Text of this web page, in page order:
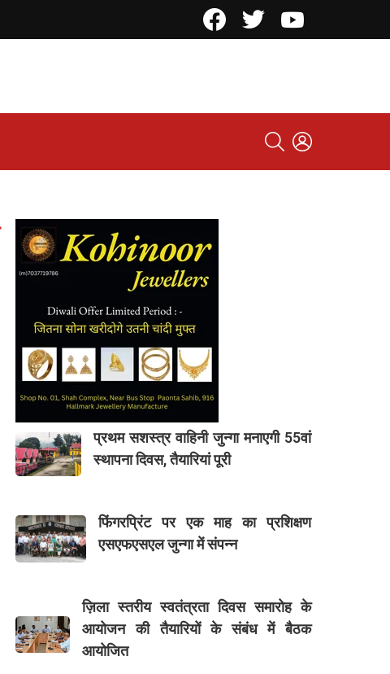
SEARCH
प्रथम सशस्त्र वाहिनी जुन्गा मनाएगी 55वां
स्थापना दिवस, तैयारियां पूरी
फिंगरप्रिंट पर एक माह का प्रशिक्षण
एसएफएसएल जुन्गा में संपन्न
ज़िला स्तरीय स्वतंत्रता दिवस समारोह के
आयोजन की तैयारियों के संबंध में बैठक
आयोजित